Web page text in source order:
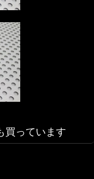
買っています